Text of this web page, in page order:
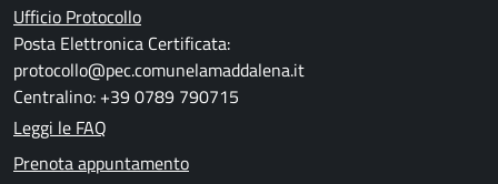
Ufficio Protocollo
Posta Elettronica Certificata:
protocollo@pec.comunelamaddalena.it
Centralino: +39 0789 790715
Leggi le FAQ
Prenota appuntamento